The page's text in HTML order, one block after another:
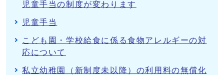
児童手当の制度が変わります
児童手当
こども園・学校給食に係る食物アレルギーの対
応について
私立幼稚園（新制度未以降）の利用料の無償化